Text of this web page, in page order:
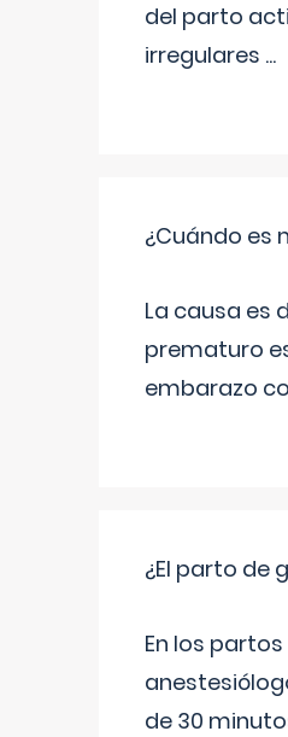
del parto
irregulares ...
¿Cuándo es
La causa es
prematuro
embarazo
¿El parto de
En los
de 30